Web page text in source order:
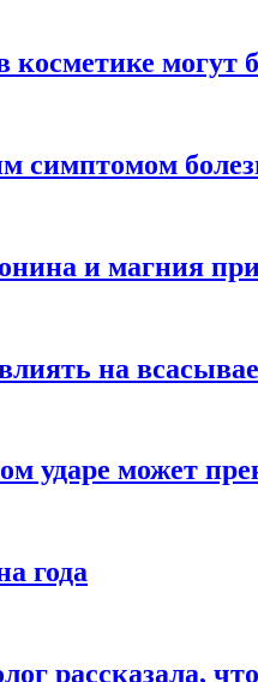
косметике
симптомом
и магния
на
ударе может
года
рассказала,